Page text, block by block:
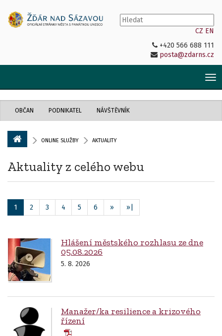
CZ EN
+420 566 688 111
posta@zdarns.cz
OBČAN PODNIKATEL NÁVŠTĚVNÍK
ONLINE SLUŽBY AKTUALITY
Aktuality z celého webu
1 2 3 4 5 6 » »|
Hlášení městského rozhlasu ze dne
05.08.2026
5. 8. 2026
Manažer/ka resilience a krizového
řízení